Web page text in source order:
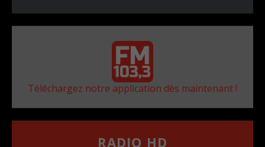
Téléchargez notre application dès maintenant !
RADIO HD